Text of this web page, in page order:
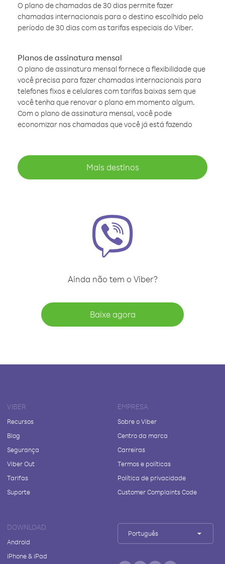
O plano de chamadas de 30 dias permite fazer
chamadas internacionais para o destino escolhido pelo
período de 30 dias com as tarifas especiais do Viber.
Planos de assinatura mensal
O plano de assinatura mensal fornece a flexibilidade que
você precisa para fazer chamadas internacionais para
telefones fixos e celulares com tarifas baixas sem que
você tenha que renovar o plano em momento algum.
Com o plano de assinatura mensal, você pode
economizar nas chamadas que você já está fazendo
Mais destinos
Ainda não tem o Viber?
Baixe agora
VIBER
Recursos
Blog
Segurança
Viber Out
Tarifas
Suporte
EMPRESA
Sobre o Viber
Centro da marca
Carreiras
Termos e políticas
Política de privacidade
Customer Complaints Code
DOWNLOAD
Android
iPhone & iPad
Português